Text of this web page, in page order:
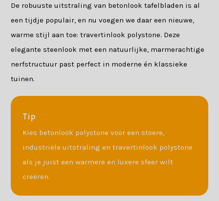
De robuuste uitstraling van betonlook tafelbladen is al
een tijdje populair, en nu voegen we daar een nieuwe,
warme stijl aan toe: travertinlook polystone. Deze
elegante steenlook met een natuurlijke, marmerachtige
nerfstructuur past perfect in moderne én klassieke
tuinen.
Tip
Kies betonlook polystone voor een stoere,
industriële uitstraling en travertinlook polystone
als je juist een warmere en luxere sfeer wilt
creëren.